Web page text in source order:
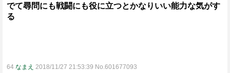
でて尋問にも戦闘にも役に立つとかなりいい能力な気がす
る
64 なまえ 2018/11/27 21:53:39 No.601677093